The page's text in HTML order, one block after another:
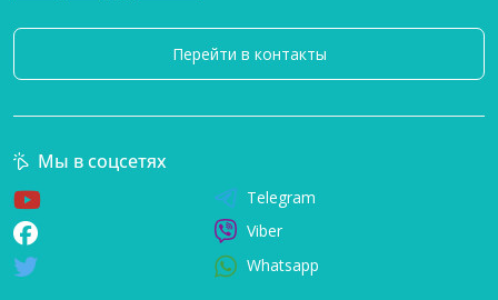
Перейти в контакты
Мы в соцсетях
Telegram
Viber
Whatsapp